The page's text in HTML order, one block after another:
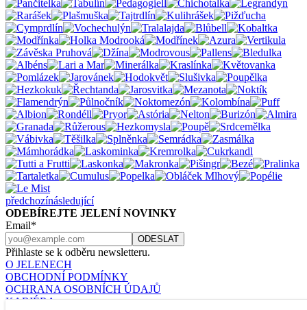
předchozínásledující
ODEBÍREJTE JELENÍ NOVINKY
Email*
Přihlaste se k odběru newsletteru.
O JELENECH
OBCHODNÍ PODMÍNKY
OCHRANA OSOBNÍCH ÚDAJŮ
KARIÉRA